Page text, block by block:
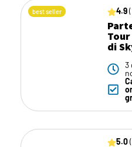
best seller 4.9
di
3
5.0